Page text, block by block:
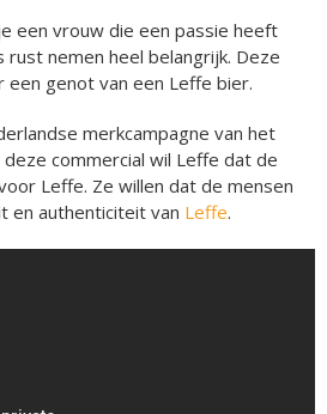
een vrouw die een passie heeft
rust nemen heel belangrijk. Deze
genot van een Leffe bier.
merkcampagne van het
commercial wil Leffe dat de
Leffe. Ze willen dat de mensen
en authenticiteit van Leffe.